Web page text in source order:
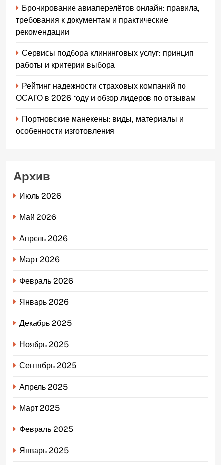
Бронирование авиаперелётов онлайн: правила,
требования к документам и практические
рекомендации
Сервисы подбора клининговых услуг: принцип
работы и критерии выбора
Рейтинг надежности страховых компаний по
ОСАГО в 2026 году и обзор лидеров по отзывам
Портновские манекены: виды, материалы и
особенности изготовления
Архив
Июль 2026
Май 2026
Апрель 2026
Март 2026
Февраль 2026
Январь 2026
Декабрь 2025
Ноябрь 2025
Сентябрь 2025
Апрель 2025
Март 2025
Февраль 2025
Январь 2025